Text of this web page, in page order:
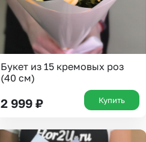
Букет из 15 кремовых роз
(40 см)
2 999 ₽ Купить